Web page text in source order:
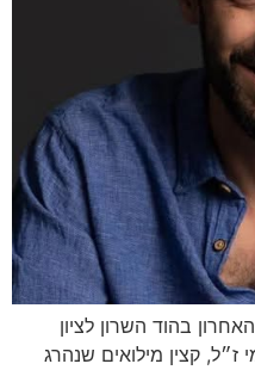
בהוד השרון לציון
ז״ל, קצין מילואים שנהרג